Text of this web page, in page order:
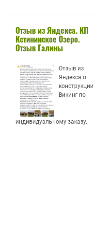
Отзыв из Яндекса. КП
Кстининское Озеро.
Отзыв Галины
Отзыв из
Яндекса о
конструкции
Викинг по
индивидуальному заказу.